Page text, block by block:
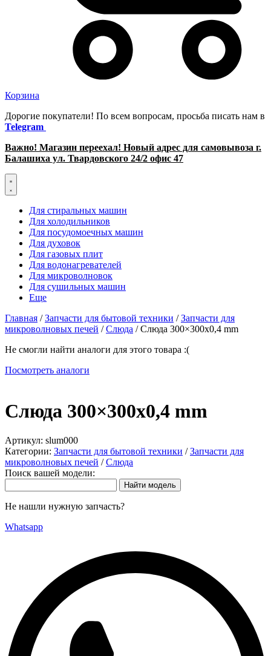
Корзина
Дорогие покупатели! По всем вопросам, просьба писать нам в
Telegram
Важно! Магазин переехал! Новый адрес для самовывоза г.
Балашиха ул. Твардовского 24/2 офис 47
Для стиральных машин
Для холодильников
Для посудомоечных машин
Для духовок
Для газовых плит
Для водонагревателей
Для микроволновок
Для сушильных машин
Еще
Главная /Запчасти для бытовой техники /Запчасти для
микроволновых печей /Слюда / Слюда 300×300х0,4 mm
Не смогли найти аналоги для этого товара :(
Посмотреть аналоги
Слюда 300×300х0,4 mm
Артикул: slum000
Категории: Запчасти для бытовой техники /Запчасти для
микроволновых печей /Слюда
Поиск вашей модели:
Не нашли нужную запчасть?
Whatsapp